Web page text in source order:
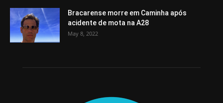
Bracarense morre em Caminha após
acidente de mota na A28
May 8, 2022